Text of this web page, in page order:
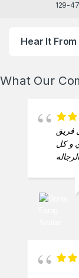
477-
Hear It
What Our
فريق
و كل